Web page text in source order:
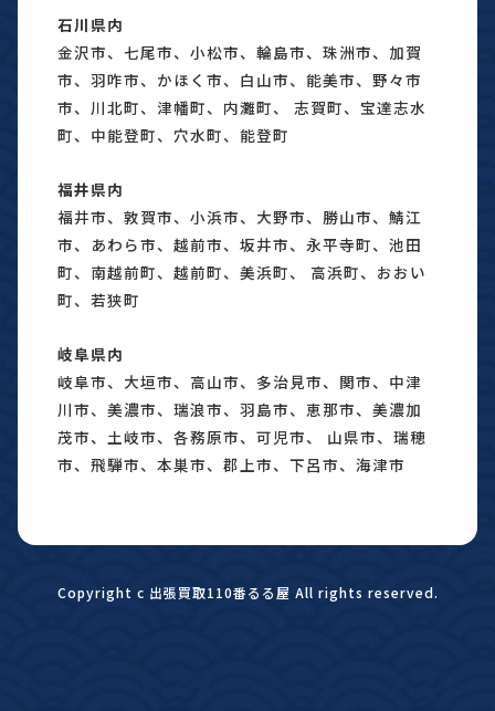
石川県内
金沢市、七尾市、小松市、輪島市、珠洲市、加賀
市、羽咋市、かほく市、白山市、能美市、野々市
市、川北町、津幡町、内灘町、 志賀町、宝達志水
町、中能登町、穴水町、能登町
福井県内
福井市、敦賀市、小浜市、大野市、勝山市、鯖江
市、あわら市、越前市、坂井市、永平寺町、池田
町、南越前町、越前町、美浜町、 高浜町、おおい
町、若狭町
岐阜県内
岐阜市、大垣市、高山市、多治見市、関市、中津
川市、美濃市、瑞浪市、羽島市、恵那市、美濃加
茂市、土岐市、各務原市、可児市、 山県市、瑞穂
市、飛騨市、本巣市、郡上市、下呂市、海津市
Copyright c 出張買取110番るる屋 All rights reserved.